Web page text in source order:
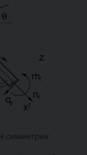
симметрии